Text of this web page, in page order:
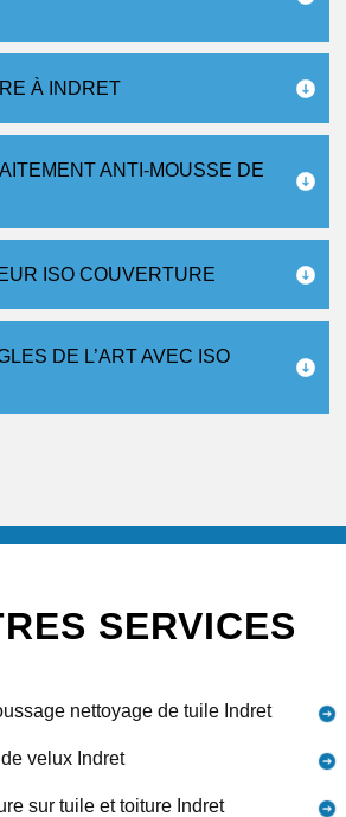
À INDRET
ANTI-MOUSSE DE
ISO COUVERTURE
DE L’ART AVEC ISO
SERVICES
nettoyage de tuile Indret
velux Indret
sur tuile et toiture Indret